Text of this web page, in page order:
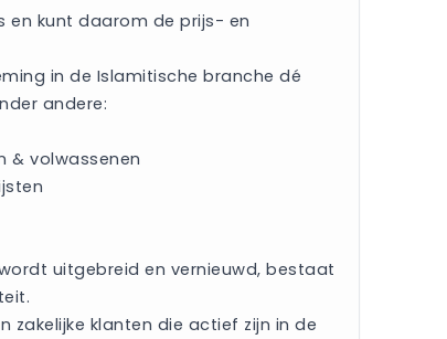
en kunt daarom de prijs- en
in de Islamitische branche dé
andere:
& volwassenen
uitgebreid en vernieuwd, bestaat
zakelijke klanten die actief zijn in de